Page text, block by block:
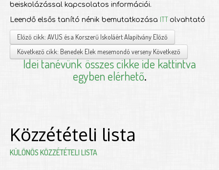
beiskolázással kapcsolatos információi.
Leendő elsős tanító nénik bemutatkozása ITT olvahtató
Előző cikk: AVUS és a Korszerű Iskoláért Alapítvány Előző
Következő cikk: Benedek Elek mesemondó verseny Következő
Idei tanévünk összes cikke ide kattintva
egyben elérhető.
Közzétételi lista
KÜLÖNÖS KÖZZÉTÉTELI LISTA